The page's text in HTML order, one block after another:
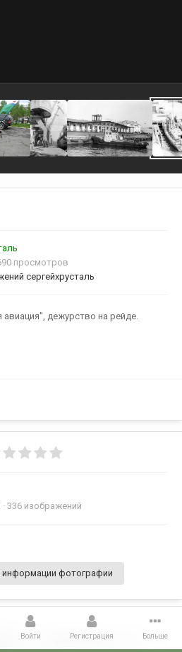
просмотров
сергейхрусталь
дежурство на рейде.
· 336 изображений
информации фотографии
Подписчики 0
Войти Регистрация Больше